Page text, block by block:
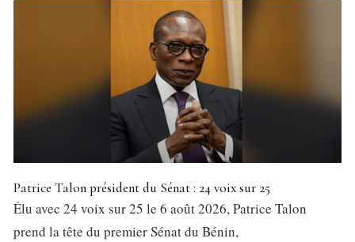
Patrice Talon président du Sénat : 24 voix sur 25
Élu avec 24 voix sur 25 le 6 août 2026, Patrice Talon
prend la tête du premier Sénat du Bénin,